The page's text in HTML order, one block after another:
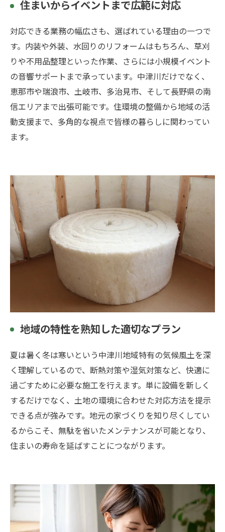
住まいからイベントまで広範に対応
対応できる業務の幅広さも、選ばれている理由の一つで
す。内装や外装、水回りのリフォームはもちろん、草刈
りや不用品整理といった作業、さらには小規模イベント
の音響サポートまで承っています。中津川だけでなく、
恵那市や瑞浪市、土岐市、多治見市、そして長野県の南
信エリアまで出張可能です。住環境の整備から地域の活
動支援まで、多角的な視点で皆様の暮らしに関わってい
ます。
地域の特性を熟知した適切なプラン
夏は暑く冬は寒いという中津川地域特有の気候風土を深
く理解しているので、断熱対策や湿気対策など、快適に
過ごすために必要な施工を行えます。単に設備を新しく
するだけでなく、土地の環境に合わせた対応方法を提示
できる点が強みです。地元の家づくりを知り尽くしてい
るからこそ、無駄を省いたメンテナンスが可能となり、
住まいの寿命を延ばすことにつながります。
お問い合わせはこちら